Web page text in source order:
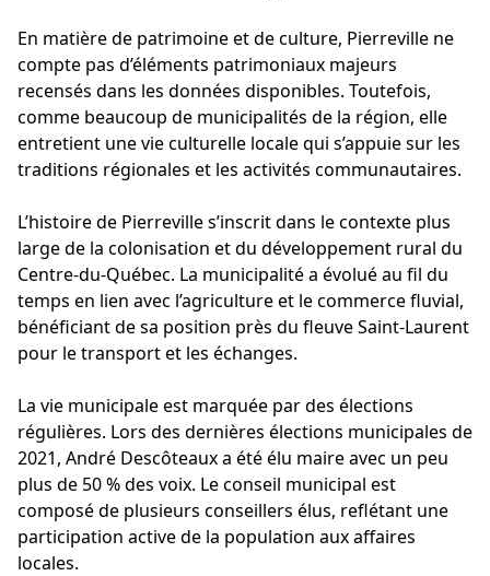
En matière de patrimoine et de culture, Pierreville ne
compte pas d’éléments patrimoniaux majeurs
recensés dans les données disponibles. Toutefois,
comme beaucoup de municipalités de la région, elle
entretient une vie culturelle locale qui s’appuie sur les
traditions régionales et les activités communautaires.
L’histoire de Pierreville s’inscrit dans le contexte plus
large de la colonisation et du développement rural du
Centre-du-Québec. La municipalité a évolué au fil du
temps en lien avec l’agriculture et le commerce fluvial,
bénéficiant de sa position près du fleuve Saint-Laurent
pour le transport et les échanges.
La vie municipale est marquée par des élections
régulières. Lors des dernières élections municipales de
2021, André Descôteaux a été élu maire avec un peu
plus de 50 % des voix. Le conseil municipal est
composé de plusieurs conseillers élus, reflétant une
participation active de la population aux affaires
locales.